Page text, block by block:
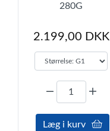
280G
2.199,00 DKK
Læg i kurv